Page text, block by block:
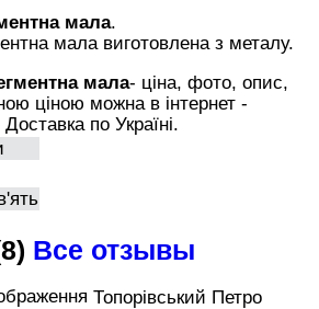
мала.
мала виготовлена з металу.
мала- ціна, фото, опис,
ціною можна в інтернет -
по Україні.
Все отзывы
Топорівський Петро